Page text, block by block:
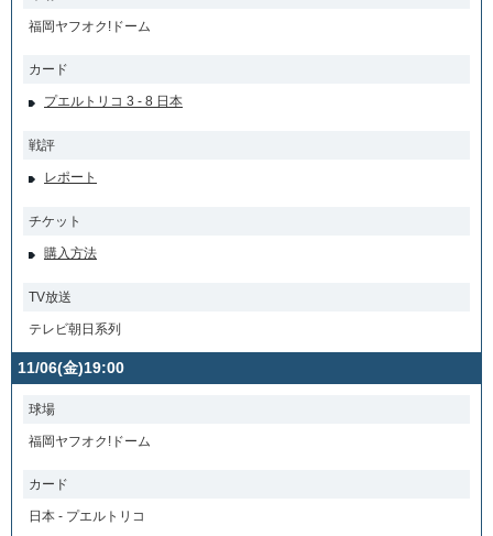
福岡ヤフオク!ドーム
カード
プエルトリコ 3 - 8 日本
戦評
レポート
チケット
購入方法
TV放送
テレビ朝日系列
11/06(金)19:00
球場
福岡ヤフオク!ドーム
カード
日本 - プエルトリコ